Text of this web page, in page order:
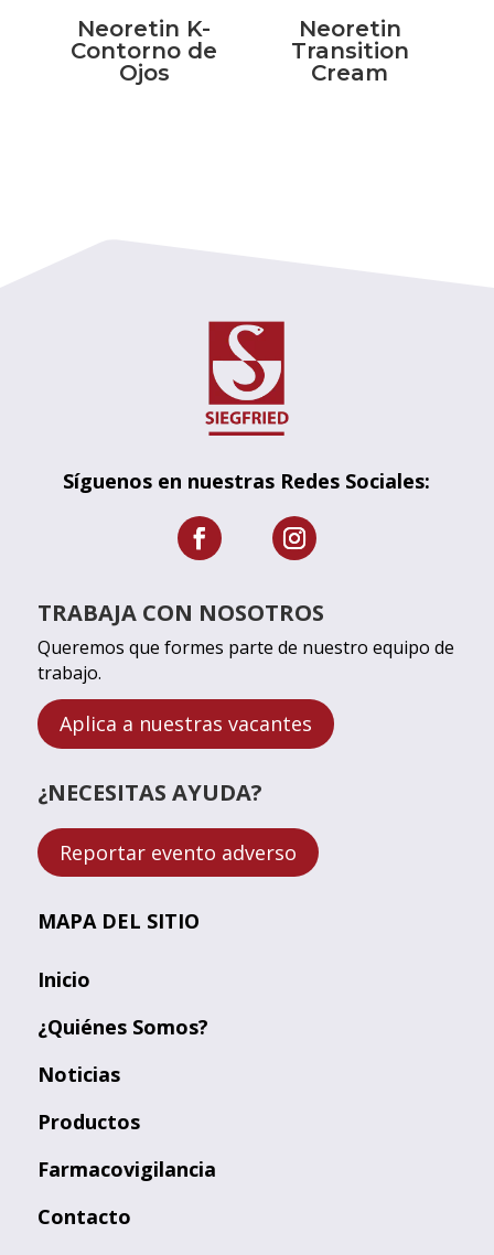
Neoretin K-
Contorno de
Ojos
Neoretin
Transition
Cream
Síguenos en nuestras Redes Sociales:
TRABAJA CON NOSOTROS
Queremos que formes parte de nuestro equipo de
trabajo.
Aplica a nuestras vacantes
¿NECESITAS AYUDA?
Reportar evento adverso
MAPA DEL SITIO
Inicio
¿Quiénes Somos?
Noticias
Productos
Farmacovigilancia
Contacto